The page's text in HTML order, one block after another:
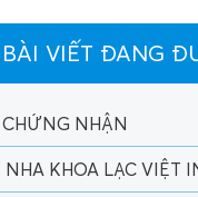
School Hanoi
một chương trình chăm
qua. Đây là hoạt động
thực nhằm nâng cao
thức và hình thành thói
vệ sinh răng miệng khoa
VIẾT ĐANG
NHẬN
KHOA LẠC VIỆT